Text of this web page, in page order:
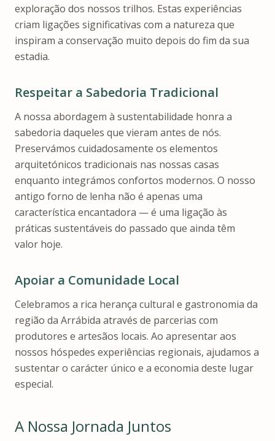
exploração dos nossos trilhos. Estas experiências
criam ligações significativas com a natureza que
inspiram a conservação muito depois do fim da sua
estadia.
Respeitar a Sabedoria Tradicional
A nossa abordagem à sustentabilidade honra a
sabedoria daqueles que vieram antes de nós.
Preservámos cuidadosamente os elementos
arquitetónicos tradicionais nas nossas casas
enquanto integrámos confortos modernos. O nosso
antigo forno de lenha não é apenas uma
característica encantadora — é uma ligação às
práticas sustentáveis do passado que ainda têm
valor hoje.
Apoiar a Comunidade Local
Celebramos a rica herança cultural e gastronomia da
região da Arrábida através de parcerias com
produtores e artesãos locais. Ao apresentar aos
nossos hóspedes experiências regionais, ajudamos a
sustentar o carácter único e a economia deste lugar
especial.
A Nossa Jornada Juntos